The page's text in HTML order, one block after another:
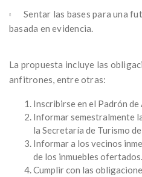
Sentar las bases para una
basada en evidencia.
La propuesta incluye las
anfitrones, entre otras:
Inscribirse en el Padrón
Informar semestralmente
la Secretaría de Turismo
Informar a los vecinos
de los inmuebles ofertados.
Cumplir con las